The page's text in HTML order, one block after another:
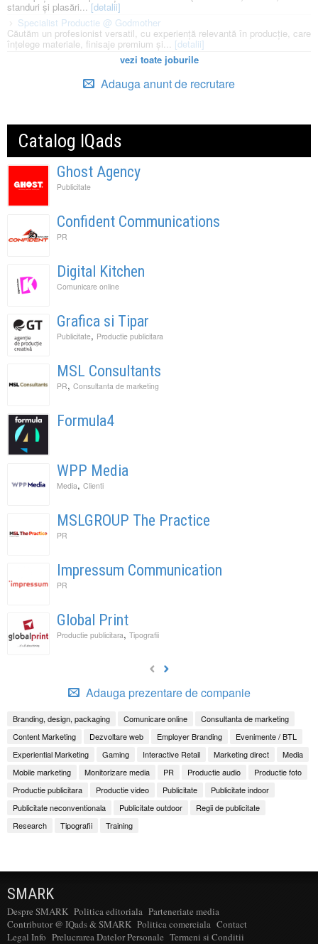
standuri și plasări...[detalii]
Specialist Productie @ Godmother
Căutăm un profesionist versatil, cu experiență relevantă în producție, care
înțelege materiale, finisaje premium și... [detalii]
vezi toate joburile
Adauga anunt de recrutare
Catalog IQads
Ghost Agency
Publicitate
Confident Communications
PR
Digital Kitchen
Comunicare online
Grafica si Tipar
Publicitate, Productie publicitara
MSL Consultants
PR, Consultanta de marketing
Formula4
WPP Media
Media, Clienti
MSLGROUP The Practice
PR
Impressum Communication
PR
Global Print
Productie publicitara, Tipografii
Adauga prezentare de companie
Branding, design, packaging Comunicare online
Consultanta de marketing
Content Marketing
Dezvoltare web Employer Branding
Evenimente / BTL
Experiential Marketing
Gaming Interactive Retail Marketing direct
Media
Mobile marketing
Monitorizare media PR Productie audio
Productie foto
Productie publicitara
Productie video Publicitate
Publicitate indoor
Publicitate neconventionala
Publicitate outdoor
Regii de publicitate
Research
Tipografii Training
SMARK
Despre SMARK Politica editoriala Parteneriate media
Contributor @ IQads & SMARK Politica comerciala Contact
Legal Info Prelucrarea Datelor Personale Termeni si Conditii